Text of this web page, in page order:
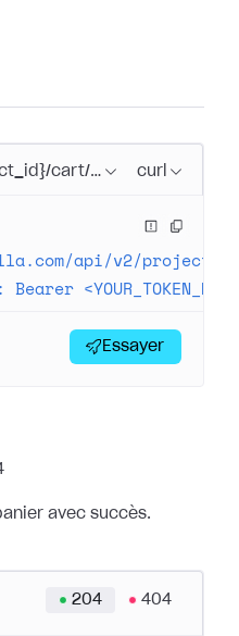
cart/item/{item_sku}
curl
api/v2/project/
Essayer
avec succès.
204 404